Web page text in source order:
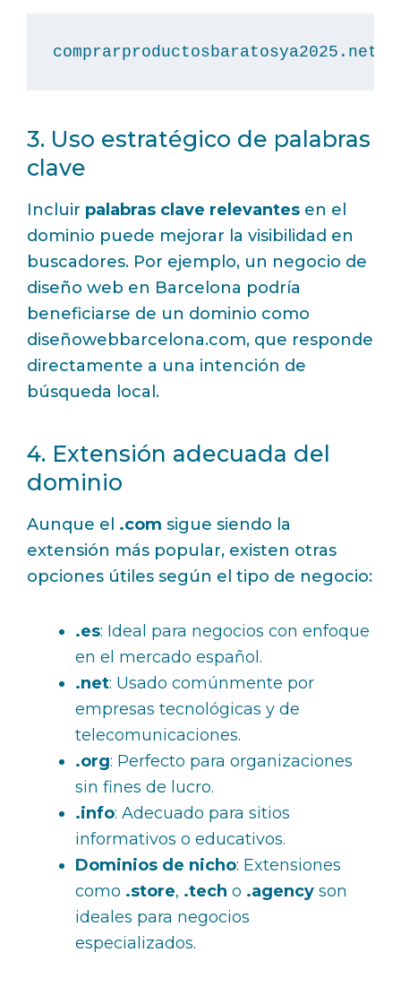
comprarproductosbaratosya2025.net
3. Uso estratégico de palabras
clave
Incluir palabras clave relevantes en el
dominio puede mejorar la visibilidad en
buscadores. Por ejemplo, un negocio de
diseño web en Barcelona podría
beneficiarse de un dominio como
diseñowebbarcelona.com, que responde
directamente a una intención de
búsqueda local.
4. Extensión adecuada del
dominio
Aunque el .com sigue siendo la
extensión más popular, existen otras
opciones útiles según el tipo de negocio:
.es: Ideal para negocios con enfoque
en el mercado español.
.net: Usado comúnmente por
empresas tecnológicas y de
telecomunicaciones.
.org: Perfecto para organizaciones
sin fines de lucro.
.info: Adecuado para sitios
informativos o educativos.
Dominios de nicho: Extensiones
como .store, .tech o .agency son
ideales para negocios
especializados.